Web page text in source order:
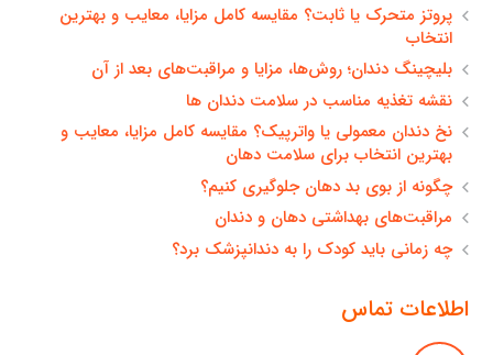
پروتز متحرک یا ثابت؟ مقایسه کامل مزایا، معایب و بهترین
انتخاب
بلیچینگ دندان؛ روش‌ها، مزایا و مراقبت‌های بعد از آن
نقشه تغذیه مناسب در سلامت دندان ها
نخ دندان معمولی یا واترپیک؟ مقایسه کامل مزایا، معایب و
بهترین انتخاب برای سلامت دهان
چگونه از بوی بد دهان جلوگیری کنیم؟
مراقبت‌های بهداشتی دهان و دندان
چه زمانی باید کودک را به دندانپزشک برد؟
اطلاعات تماس